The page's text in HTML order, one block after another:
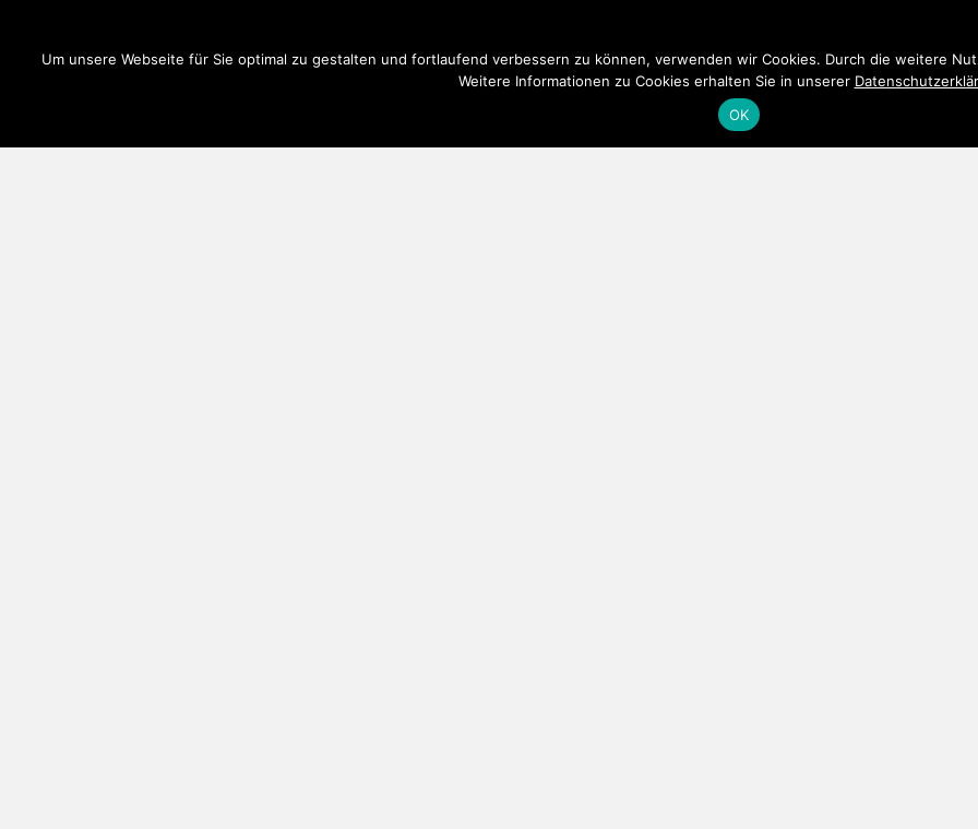
Um unsere Webseite für Sie optimal zu gestalten und fortlaufend verbessern zu können, verwenden wir Cookies. Durch die weitere
Weitere Informationen zu Cookies erhalten Sie in unserer
OK